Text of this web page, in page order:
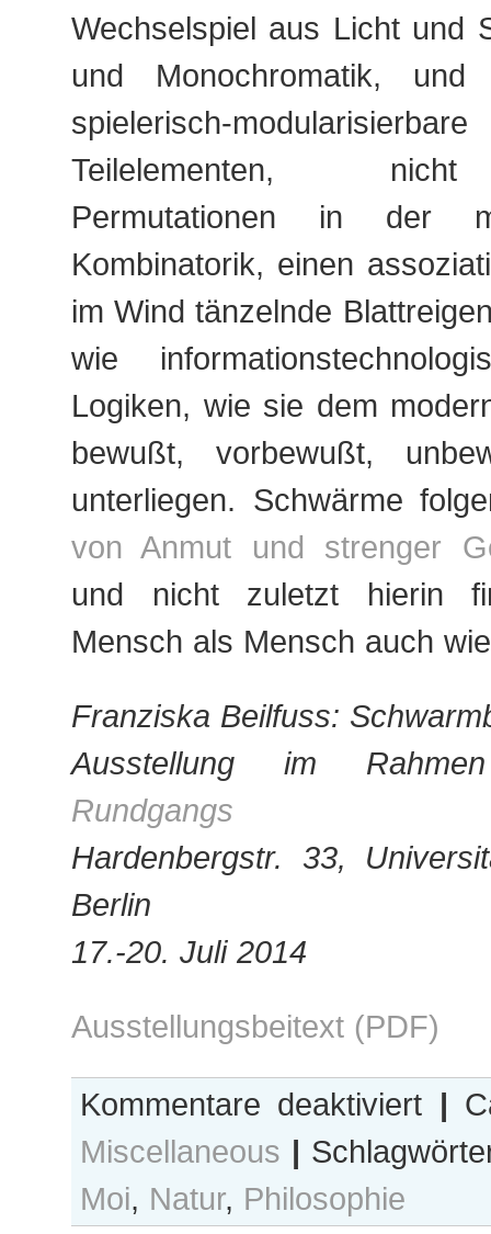
Wechselspiel aus Licht und
und Monochromatik, und
spielerisch-
Teilelementen,
Permutationen in der
Kombinatorik, einen
im Wind tänzelnde
wie
Logiken, wie sie dem
bewußt, vorbewußt,
unterliegen. Schwärme
von Anmut und strenger
und nicht zuletzt hierin
Mensch als Mensch auch
Franziska Beilfuss:
Ausstellung im
Rundgangs
Hardenbergstr. 33,
Berlin
17.-20. Juli 2014
Ausstellungsbeitext (PDF)
Kommentare deaktiviert |
Miscellaneous |
Moi, Natur, Philosophie